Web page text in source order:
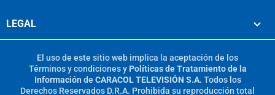
LEGAL
El uso de este sitio web implica la aceptación de los
Términos y condicionesy Políticas de Tratamiento de la
Información de CARACOL TELEVISIÓN S.A. Todos los
Derechos Reservados D.R.A. Prohibida su reproducción total